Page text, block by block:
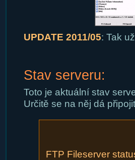
UPDATE 2011/05: Tak
Stav serveru:
Toto je aktuální stav
Určitě se na něj dá
FTP Fileserver